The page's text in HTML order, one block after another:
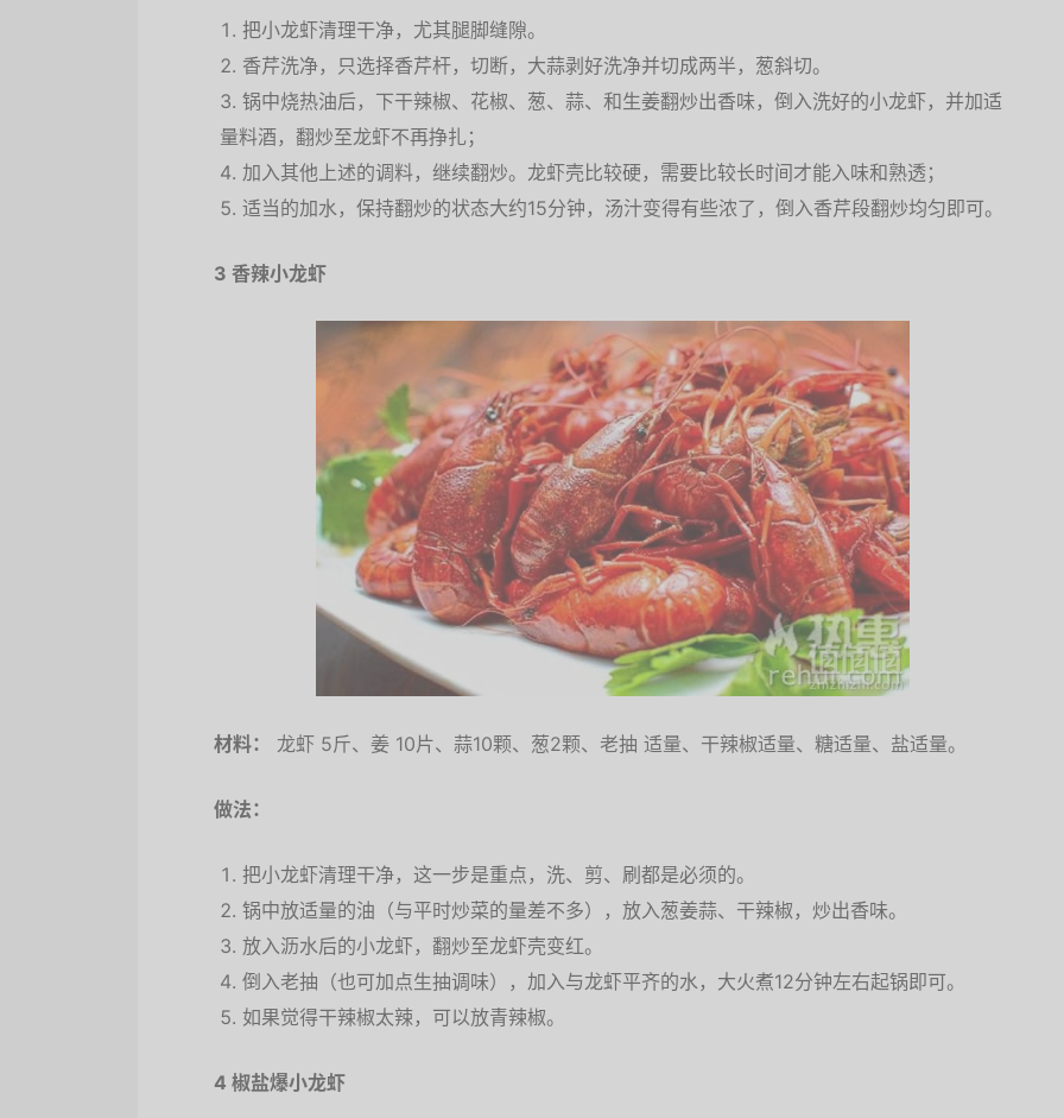
把小龙虾清理干净，尤其腿脚缝隙。
香芹洗净，只选择香芹杆，切断，大蒜剥好洗净并切成两半，葱斜切。
锅中烧热油后，下干辣椒、花椒、葱、蒜、和生姜翻炒出香味，倒入洗好的小龙虾，并加适
量料酒，翻炒至龙虾不再挣扎；
加入其他上述的调料，继续翻炒。龙虾壳比较硬，需要比较长时间才能入味和熟透；
适当的加水，保持翻炒的状态大约15分钟，汤汁变得有些浓了，倒入香芹段翻炒均匀即可。
3 香辣小龙虾
材料： 龙虾 5斤、姜 10片、蒜10颗、葱2颗、老抽 适量、干辣椒适量、糖适量、盐适量。
做法：
把小龙虾清理干净，这一步是重点，洗、剪、刷都是必须的。
锅中放适量的油（与平时炒菜的量差不多），放入葱姜蒜、干辣椒，炒出香味。
放入沥水后的小龙虾，翻炒至龙虾壳变红。
倒入老抽（也可加点生抽调味），加入与龙虾平齐的水，大火煮12分钟左右起锅即可。
如果觉得干辣椒太辣，可以放青辣椒。
4 椒盐爆小龙虾